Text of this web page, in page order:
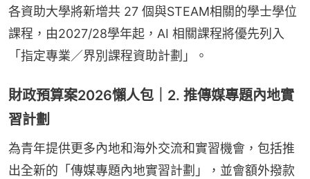
各資助大學將新增共 27 個與STEAM相關的學士學位
課程，由2027/28學年起，AI 相關課程將優先列入
「指定專業／界別課程資助計劃」。
財政預算案2026懶人包｜2. 推傳媒專題內地實
習計劃
為青年提供更多內地和海外交流和實習機會，包括推
出全新的「傳媒專題內地實習計劃」，並會額外撥款